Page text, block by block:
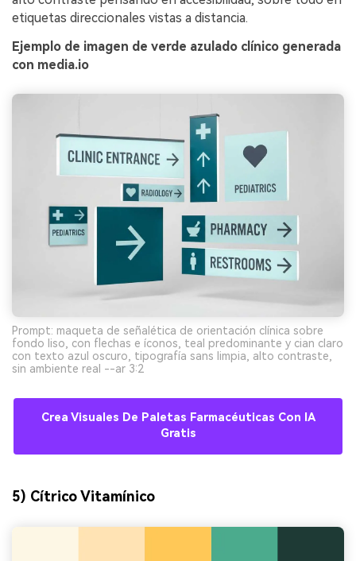
etiquetas direccionales vistas a distancia.
Ejemplo de imagen de verde azulado clínico generada
con media.io
Prompt: maqueta de señalética de orientación clínica sobre
fondo liso, con flechas e íconos, teal predominante y cian claro
con texto azul oscuro, tipografía sans limpia, alto contraste,
sin ambiente real --ar 3:2
Crea Visuales De Paletas Farmacéuticas Con IA
Gratis
5) Cítrico Vitamínico